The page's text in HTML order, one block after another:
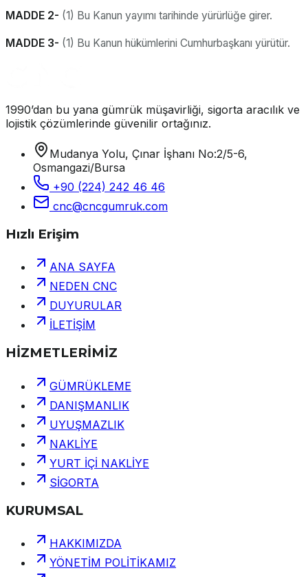
MADDE 2- (1) Bu Kanun yayımı tarihinde yürürlüğe girer.
MADDE 3- (1) Bu Kanun hükümlerini Cumhurbaşkanı yürütür.
1990’dan bu yana gümrük müşavirliği, sigorta aracılık ve
lojistik çözümlerinde güvenilir ortağınız.
Mudanya Yolu, Çınar İşhanı No:2/5-6,
Osmangazi/Bursa
+90 (224) 242 46 46
cnc@cncgumruk.com
Hızlı Erişim
ANA SAYFA
NEDEN CNC
DUYURULAR
İLETİŞİM
HİZMETLERİMİZ
GÜMRÜKLEME
DANIŞMANLIK
UYUŞMAZLIK
NAKLİYE
YURT İÇİ NAKLİYE
SİGORTA
KURUMSAL
HAKKIMIZDA
YÖNETİM POLİTİKAMIZ